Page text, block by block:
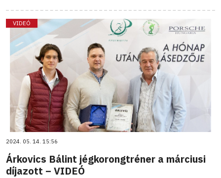
VIDEÓ
2024. 05. 14. 15:56
Árkovics Bálint jégkorongtréner a márciusi
díjazott – VIDEÓ